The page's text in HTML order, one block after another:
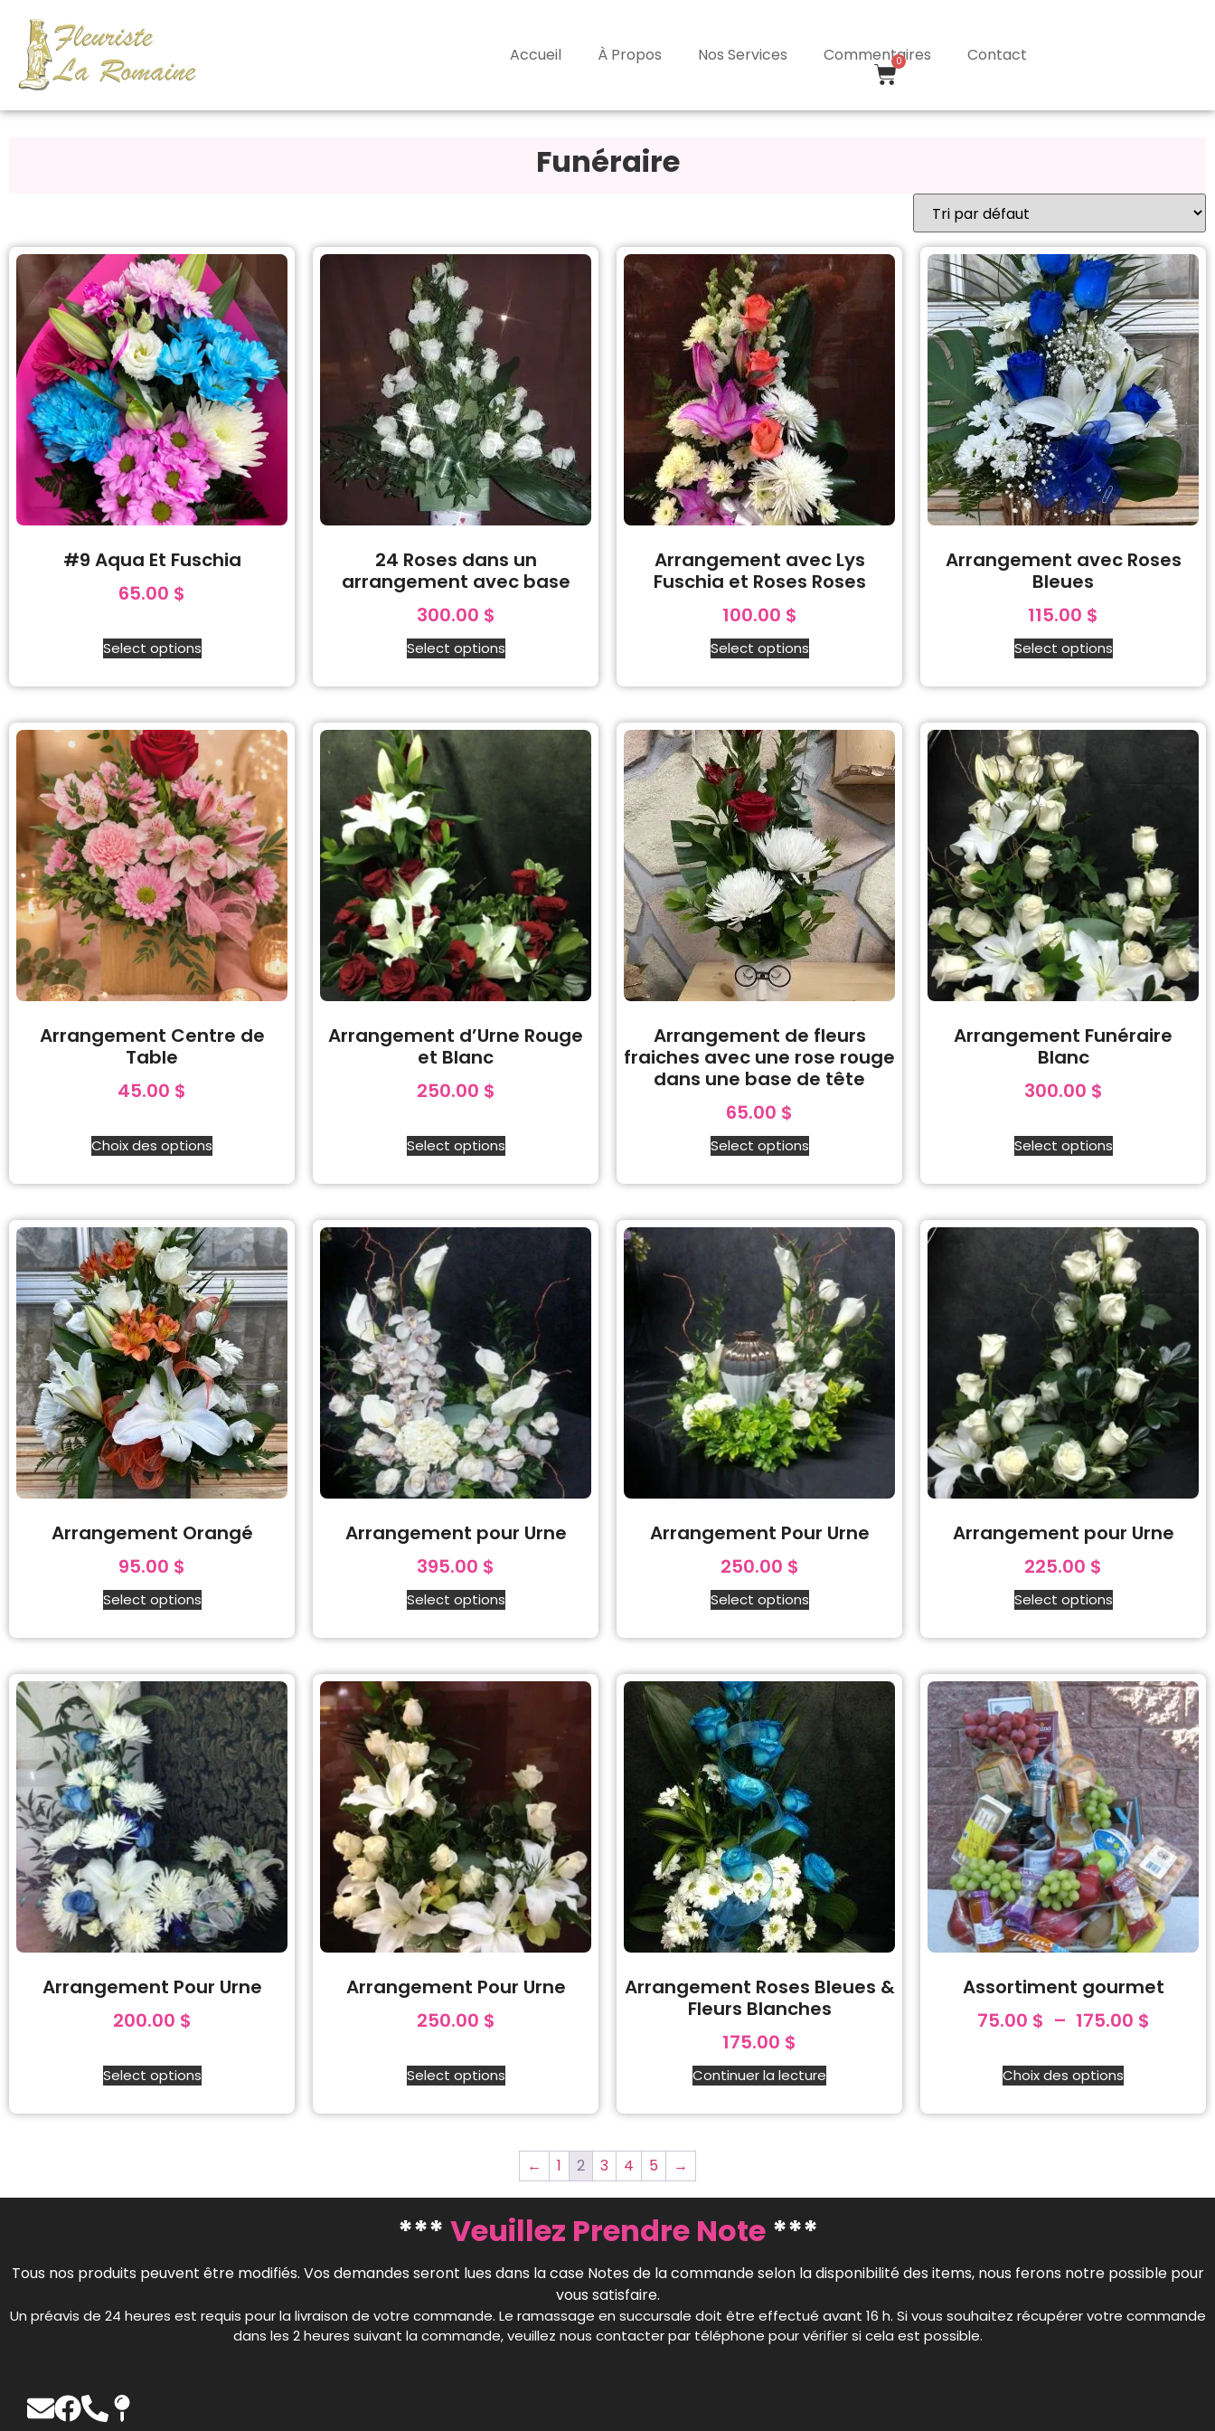
Accueil À Propos Nos Services Commentaires Contact
0
Funéraire
#9 Aqua Et Fuschia
65.00 $
Select options
24 Roses dans un
arrangement avec base
300.00 $
Select options
Arrangement avec Lys
Fuschia et Roses Roses
100.00 $
Select options
Arrangement avec Roses
Bleues
115.00 $
Select options
Arrangement Centre de
Table
45.00 $
Choix des options
Arrangement d’Urne Rouge
et Blanc
250.00 $
Select options
Arrangement de fleurs
fraiches avec une rose rouge
dans une base de tête
65.00 $
Select options
Arrangement Funéraire
Blanc
300.00 $
Select options
Arrangement Orangé
95.00 $
Select options
Arrangement pour Urne
395.00 $
Select options
Arrangement Pour Urne
250.00 $
Select options
Arrangement pour Urne
225.00 $
Select options
Arrangement Pour Urne
200.00 $
Select options
Arrangement Pour Urne
250.00 $
Select options
Arrangement Roses Bleues &
Fleurs Blanches
175.00 $
Continuer la lecture
Assortiment gourmet
75.00 $ – 175.00 $
Choix des options
← 1 2 3 4 5 →
*** Veuillez Prendre Note ***
Tous nos produits peuvent être modifiés. Vos demandes seront lues dans la case Notes de la commande selon la disponibilité des items, nous ferons notre possible pour
vous satisfaire.
Un préavis de 24 heures est requis pour la livraison de votre commande. Le ramassage en succursale doit être effectué avant 16 h. Si vous souhaitez récupérer votre commande
dans les 2 heures suivant la commande, veuillez nous contacter par téléphone pour vérifier si cela est possible.